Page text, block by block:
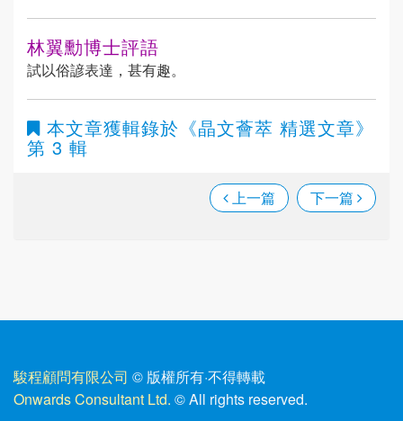
林翼勳博士評語
試以俗諺表達，甚有趣。
本文章獲輯錄於 《晶文薈萃 精選文章》
第 3 輯
上一篇 下一篇
駿程顧問有限公司 © 版權所有·不得轉載
Onwards Consultant Ltd. © All rights reserved.